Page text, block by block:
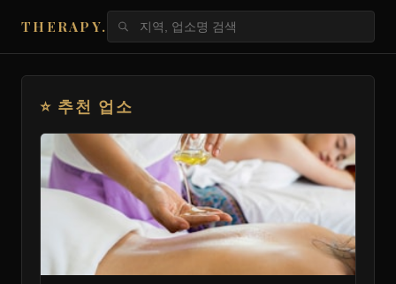
THERAPY.
⭐ 추천 업소